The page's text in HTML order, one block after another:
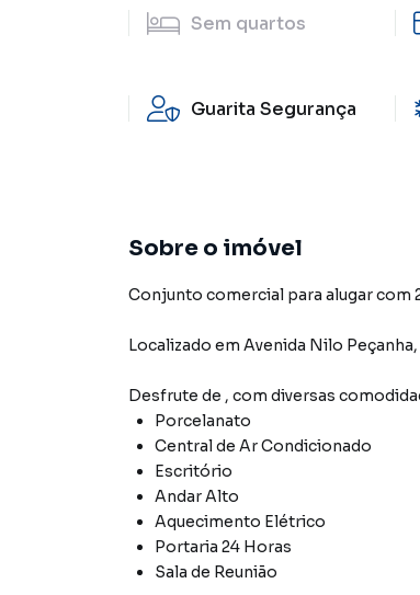
Sem quartos
Guarita Segurança
Sobre o imóvel
Conjunto comercial para alugar com
Localizado em Avenida Nilo Peçanha,
Desfrute de , com diversas
Porcelanato
Central de Ar Condicionado
Escritório
Andar Alto
Aquecimento Elétrico
Portaria 24 Horas
Sala de Reunião